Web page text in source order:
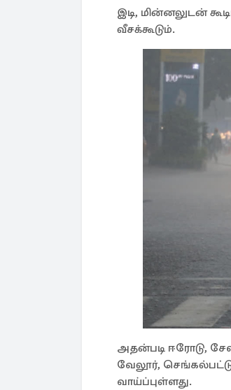
இடி, மின்னலுடன்
வீசக்கூடும்.
அதன்படி ஈரோடு,
வேலூர்,
வாய்ப்புள்ளது.